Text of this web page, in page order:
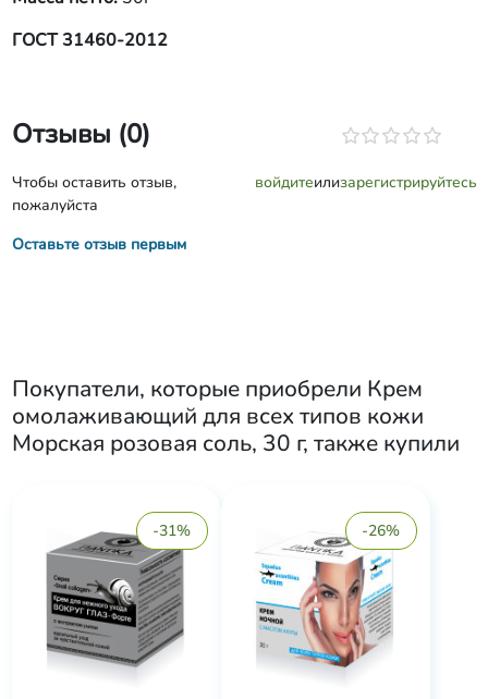
ГОСТ 31460-2012
Отзывы (0)
Чтобы оставить отзыв,
пожалуйста
войдитеилизарегистрируйтесь
Оставьте отзыв первым
Покупатели, которые приобрели Крем
омолаживающий для всех типов кожи
Морская розовая соль, 30 г, также купили
-31% -26%